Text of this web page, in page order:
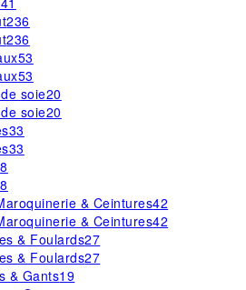
236
236
53
53
soie20
soie20
33
33
& Ceintures42
& Ceintures42
& Foulards27
& Foulards27
& Gants19